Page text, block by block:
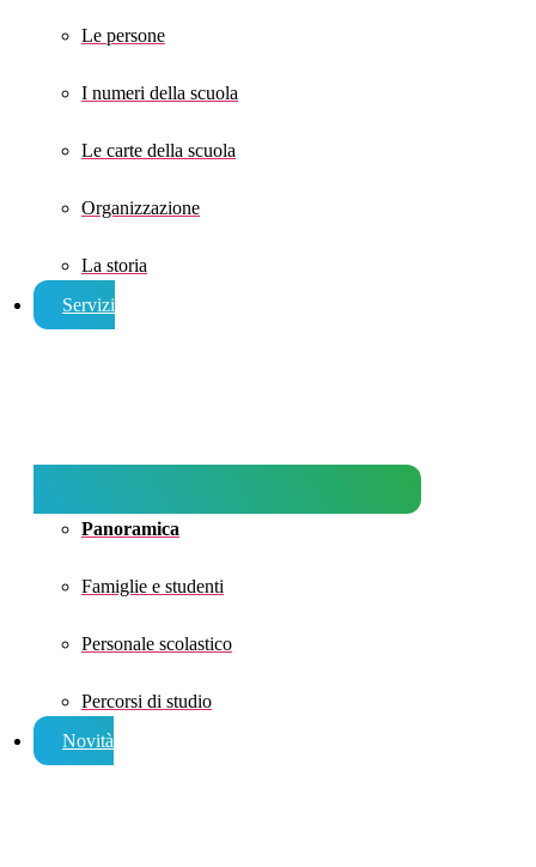
Le persone
I numeri della scuola
Le carte della scuola
Organizzazione
La storia
Servizi
Panoramica
Famiglie e studenti
Personale scolastico
Percorsi di studio
Novità